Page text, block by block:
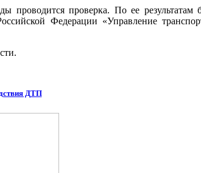
проводится проверка. По ее
Федерации «Управление
ДТП